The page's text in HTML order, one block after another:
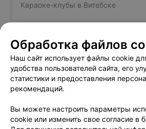
Караоке-клубы в Витебске
Зоопарки в Витебске
интернетом, а также графическими
также доступны дополнительные
Обработка файлов
Наш сайт использует файлы cookie
удобства пользователей сайта, его
статистики и предоставления
рекомендаций.
Вы можете настроить параметры
cookie или изменить свое согласие в